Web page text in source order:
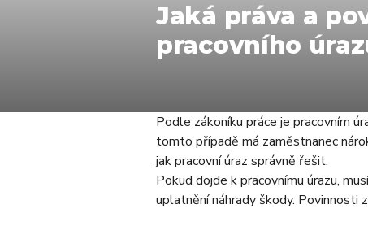
Jaká práva a
pracovního
Podle zákoníku práce je pracovním
tomto případě má zaměstnanec
jak pracovní úraz správně řešit.
Pokud dojde k pracovnímu úrazu,
uplatnění náhrady škody. Povinnosti